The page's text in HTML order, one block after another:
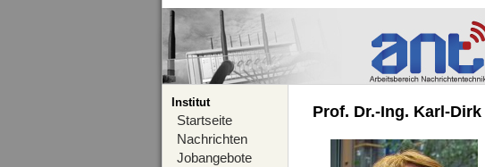
Institut
Startseite
Nachrichten
Jobangebote
Prof. Dr.-Ing. Karl-